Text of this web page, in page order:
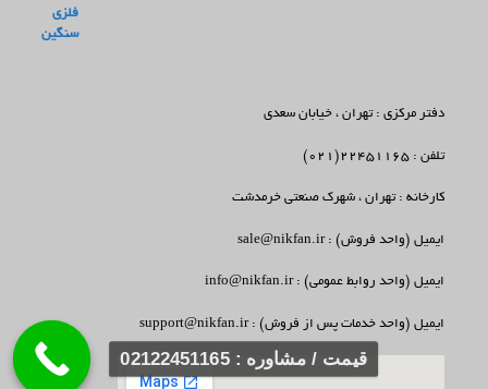
دفتر مرکزی : تهران ، خیابان سعدی
تلفن : 22451165(021)
کارخانه : تهران ، شهرک صنعتی خرمدشت
ایمیل (واحد فروش) : sale@nikfan.ir
ایمیل (واحد روابط عمومی) : info@nikfan.ir
ایمیل (واحد خدمات پس از فروش) : support@nikfan.ir
قیمت / مشاوره : 02122451165